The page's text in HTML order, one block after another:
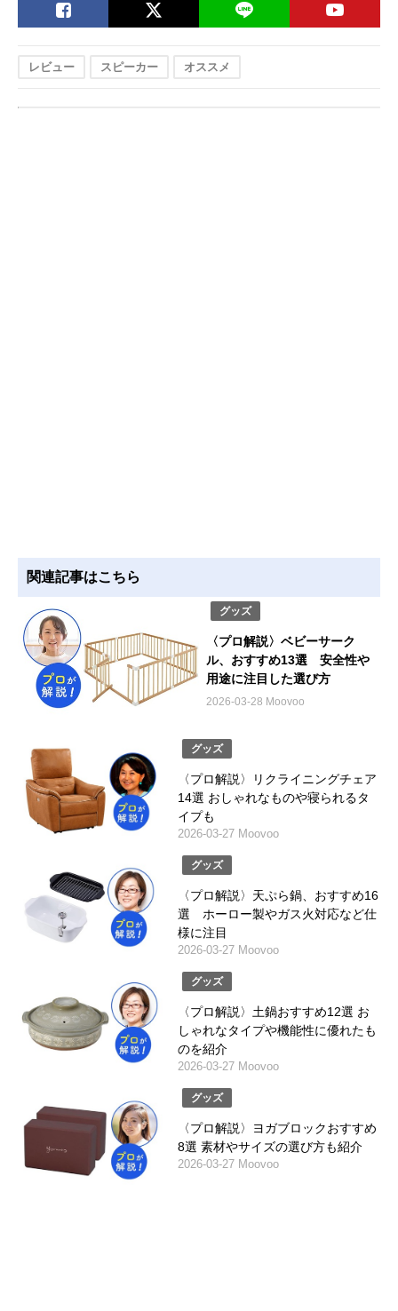
レビュー スピーカー オススメ
関連記事はこちら
グッズ
〈プロ解説〉ベビーサーク
ル、おすすめ13選 安全性や
用途に注目した選び方
2026-03-28 Moovoo
グッズ
〈プロ解説〉リクライニングチェア
14選 おしゃれなものや寝られるタ
イプも
2026-03-27 Moovoo
グッズ
〈プロ解説〉天ぷら鍋、おすすめ16
選 ホーロー製やガス火対応など仕
様に注目
2026-03-27 Moovoo
グッズ
〈プロ解説〉土鍋おすすめ12選 お
しゃれなタイプや機能性に優れたも
のを紹介
2026-03-27 Moovoo
グッズ
〈プロ解説〉ヨガブロックおすすめ
8選 素材やサイズの選び方も紹介
2026-03-27 Moovoo